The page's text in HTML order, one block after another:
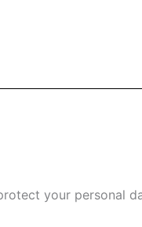
your personal